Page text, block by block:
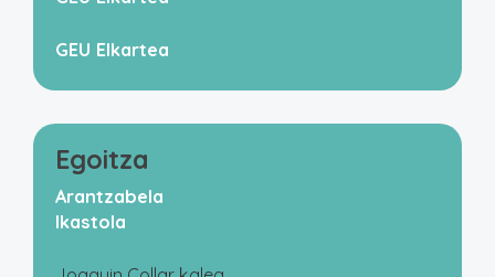
GEU Elkartea
Egoitza
Arantzabela
Ikastola